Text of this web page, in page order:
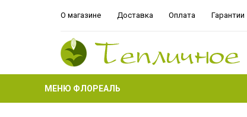
О магазине Доставка Оплата Гарантии
МЕНЮ ФЛОРЕАЛЬ